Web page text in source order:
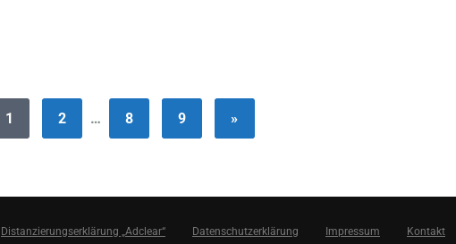
1 2 … 8 9 »
Distanzierungserklärung „Adclear“ Datenschutzerklärung Impressum Kontakt